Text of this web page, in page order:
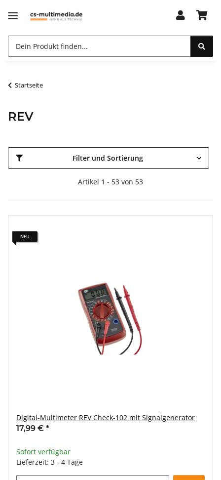
Startseite
REV
Filter und Sortierung
Artikel 1 - 53 von 53
NEU
Digital-Multimeter REV Check-102 mit Signalgenerator
17,99 € *
Sofort verfügbar
Lieferzeit: 3 - 4 Tage